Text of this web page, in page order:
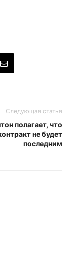
Следующая статья
полагает, что
не будет
последним